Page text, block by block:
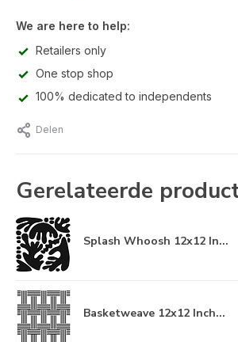
We are here to help:
Retailers only
One stop shop
100% dedicated to independents
Delen
Gerelateerde
Splash Whoosh 12x12 In...
Basketweave 12x12 Inch...